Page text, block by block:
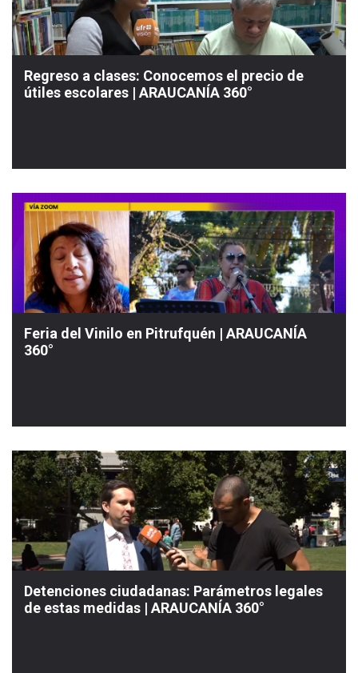
Regreso a clases: Conocemos el precio de
útiles escolares | ARAUCANÍA 360°
Feria del Vinilo en Pitrufquén | ARAUCANÍA
360°
Detenciones ciudadanas: Parámetros legales
de estas medidas | ARAUCANÍA 360°